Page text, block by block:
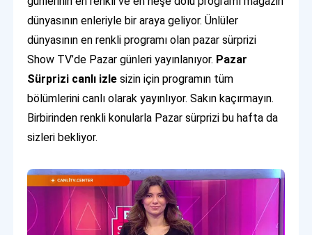
dünyasının enleriyle bir araya geliyor. Ünlüler
dünyasının en renkli programı olan pazar sürprizi
Show TV’de Pazar günleri yayınlanıyor. Pazar
Sürprizi canlı izlesizin için programın tüm
bölümlerini canlı olarak yayınlıyor. Sakın kaçırmayın.
Birbirinden renkli konularla Pazar sürprizi bu hafta da
sizleri bekliyor.